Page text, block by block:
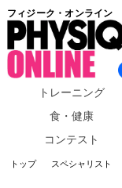
フィジーク・オンライン
トレーニング
食・健康
コンテスト
トップ スペシャリスト